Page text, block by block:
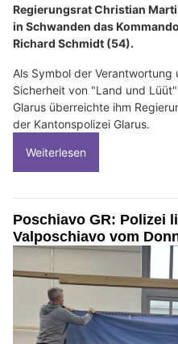
Regierungsrat Christian
in Schwanden das
Richard Schmidt (54).
Als Symbol der
Sicherheit von "Land und
Glarus überreichte ihm
der Kantonspolizei Glarus.
Weiterlesen
Poschiavo GR: Polizei
Valposchiavo vom